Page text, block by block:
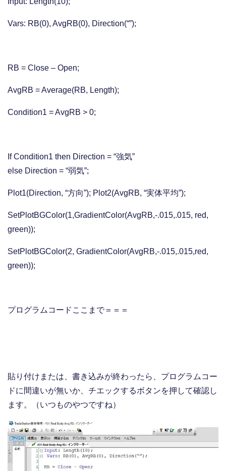
Vars: RB(0), AvgRB(0), Direction(“”);
RB = Close – Open;
AvgRB = Average(RB, Length);
Condition1 = AvgRB > 0;
If Condition1 then Direction = “強気”
else Direction = “弱気”;
Plot1(Direction, “方向”); Plot2(AvgRB, “実体平均”);
SetPlotBGColor(1,GradientColor(AvgRB,-.015,.015, red,
green));
SetPlotBGColor(2, GradientColor(AvgRB,-.015,.015,red,
green));
プログラムコードここまで＝＝＝
貼り付けまたは、書き込みが終わったら、プログラムコー
ドに間違いが無いか、チエックするボタンを押して確認し
ます。（いつものやつですね）